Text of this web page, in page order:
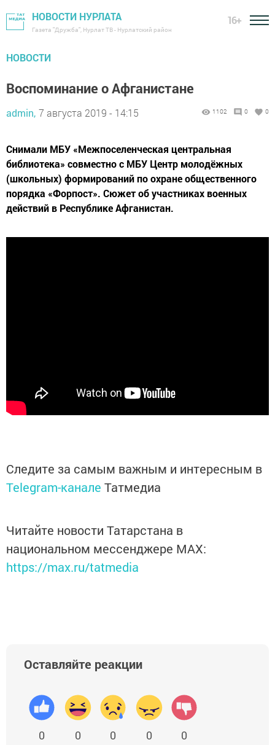
НОВОСТИ НУРЛАТА
Газета "Дружба", Нурлат ТВ - Нурлатский район
16+
НОВОСТИ
Воспоминание о Афганистане
admin, 7 августа 2019 - 14:15 1102 0 0
Снимали МБУ «Межпоселенческая центральная
библиотека» совместно с МБУ Центр молодёжных
(школьных) формирований по охране общественного
порядка «Форпост». Сюжет об участниках военных
действий в Республике Афганистан.
Следите за самым важным и интересным в
Telegram-канале Татмедиа
Читайте новости Татарстана в
национальном мессенджере MАХ:
https://max.ru/tatmedia
Оставляйте реакции
0 0 0 0 0